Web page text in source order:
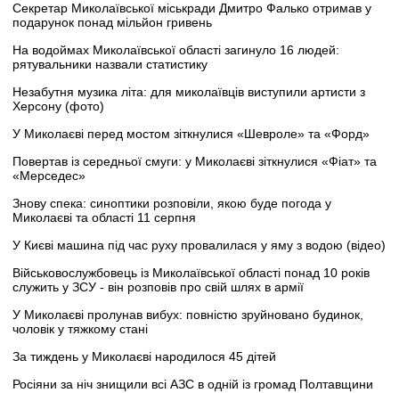
Секретар Миколаївської міськради Дмитро Фалько отримав у
подарунок понад мільйон гривень
На водоймах Миколаївської області загинуло 16 людей:
рятувальники назвали статистику
Незабутня музика літа: для миколаївців виступили артисти з
Херсону (фото)
У Миколаєві перед мостом зіткнулися «Шевроле» та «Форд»
Повертав із середньої смуги: у Миколаєві зіткнулися «Фіат» та
«Мерседес»
Знову спека: синоптики розповіли, якою буде погода у
Миколаєві та області 11 серпня
У Києві машина під час руху провалилася у яму з водою (відео)
Військовослужбовець із Миколаївської області понад 10 років
служить у ЗСУ - він розповів про свій шлях в армії
У Миколаєві пролунав вибух: повністю зруйновано будинок,
чоловік у тяжкому стані
За тиждень у Миколаєві народилося 45 дітей
Росіяни за ніч знищили всі АЗС в одній із громад Полтавщини